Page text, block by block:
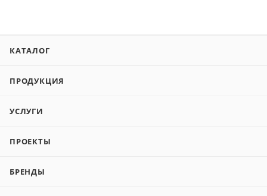
КАТАЛОГ
ПРОДУКЦИЯ
УСЛУГИ
ПРОЕКТЫ
БРЕНДЫ